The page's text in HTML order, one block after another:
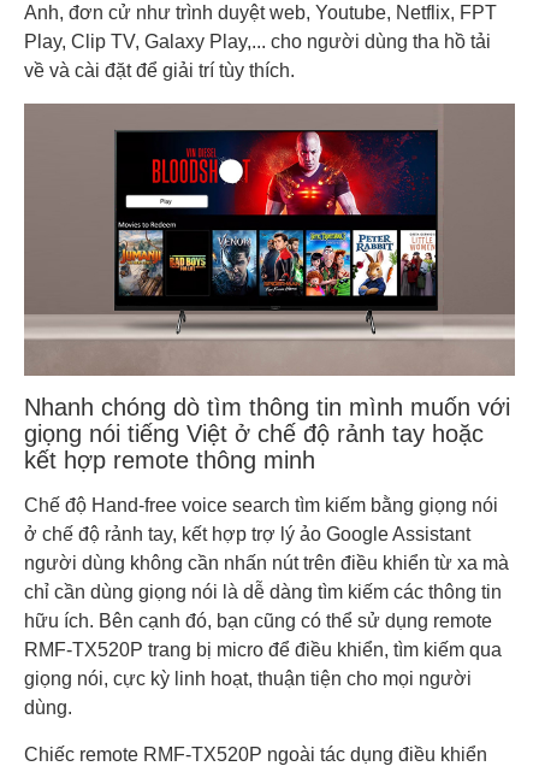
Anh, đơn cử như trình duyệt web, Youtube, Netflix, FPT
Play, Clip TV, Galaxy Play,... cho người dùng tha hồ tải
về và cài đặt để giải trí tùy thích.
Nhanh chóng dò tìm thông tin mình muốn với
giọng nói tiếng Việt ở chế độ rảnh tay hoặc
kết hợp remote thông minh
Chế độ Hand-free voice search tìm kiếm bằng giọng nói
ở chế độ rảnh tay, kết hợp trợ lý ảo Google Assistant
người dùng không cần nhấn nút trên điều khiển từ xa mà
chỉ cần dùng giọng nói là dễ dàng tìm kiếm các thông tin
hữu ích. Bên cạnh đó, bạn cũng có thể sử dụng remote
RMF-TX520P trang bị micro để điều khiển, tìm kiếm qua
giọng nói, cực kỳ linh hoạt, thuận tiện cho mọi người
dùng.
Chiếc remote RMF-TX520P ngoài tác dụng điều khiển